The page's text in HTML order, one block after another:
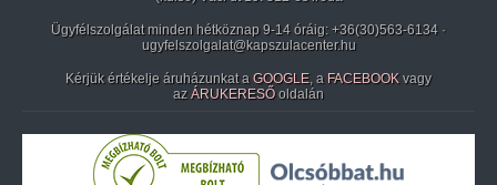
Ügyfélszolgálat minden hétköznap 9-14 óráig: +36(30)563-6134 ·
ugyfelszolgalat@kapszulacenter.hu
Kérjük értékelje áruházunkat a GOOGLE, a FACEBOOK vagy
az ÁRUKERESŐ oldalán